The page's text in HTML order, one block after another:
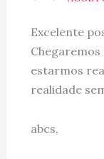
Excelente
estarmos
realidade
abcs,